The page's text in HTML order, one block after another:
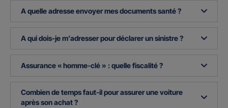
A quelle adresse envoyer mes documents santé ?
A qui dois-je m’adresser pour déclarer un sinistre ?
Assurance « homme-clé » : quelle fiscalité ?
Combien de temps faut-il pour assurer une voiture
après son achat ?